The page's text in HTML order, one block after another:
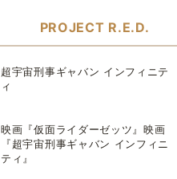
PROJECT R.E.D.
超宇宙刑事ギャバン インフィニテ
ィ
映画『仮面ライダーゼッツ』映画
『超宇宙刑事ギャバン インフィニ
ティ』